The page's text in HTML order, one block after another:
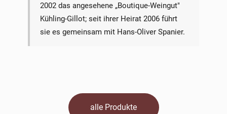
2002 das angesehene „Boutique-Weingut"
Kühling-Gillot; seit ihrer Heirat 2006 führt
sie es gemeinsam mit Hans-Oliver Spanier.
alle Produkte